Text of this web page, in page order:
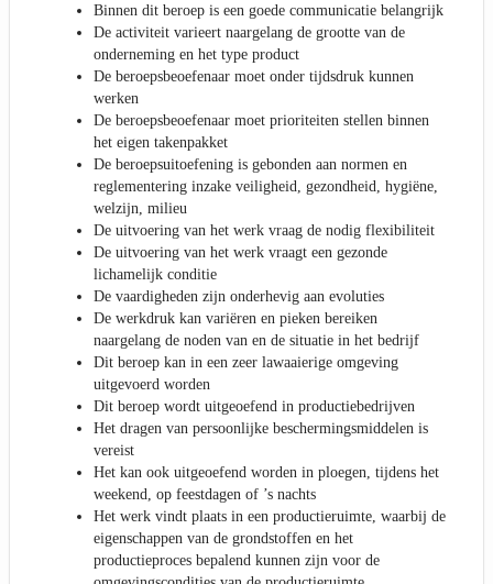
Binnen dit beroep is een goede communicatie belangrijk
De activiteit varieert naargelang de grootte van de
onderneming en het type product
De beroepsbeoefenaar moet onder tijdsdruk kunnen
werken
De beroepsbeoefenaar moet prioriteiten stellen binnen
het eigen takenpakket
De beroepsuitoefening is gebonden aan normen en
reglementering inzake veiligheid, gezondheid, hygiëne,
welzijn, milieu
De uitvoering van het werk vraag de nodig flexibiliteit
De uitvoering van het werk vraagt een gezonde
lichamelijk conditie
De vaardigheden zijn onderhevig aan evoluties
De werkdruk kan variëren en pieken bereiken
naargelang de noden van en de situatie in het bedrijf
Dit beroep kan in een zeer lawaaierige omgeving
uitgevoerd worden
Dit beroep wordt uitgeoefend in productiebedrijven
Het dragen van persoonlijke beschermingsmiddelen is
vereist
Het kan ook uitgeoefend worden in ploegen, tijdens het
weekend, op feestdagen of ’s nachts
Het werk vindt plaats in een productieruimte, waarbij de
eigenschappen van de grondstoffen en het
productieproces bepalend kunnen zijn voor de